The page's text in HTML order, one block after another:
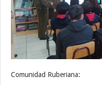
Comunidad Ruberiana: